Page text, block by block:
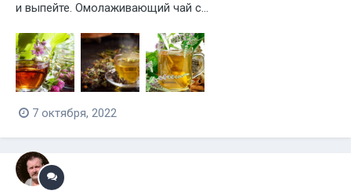
и выпейте. Омолаживающий чай с...
7 октября, 2022